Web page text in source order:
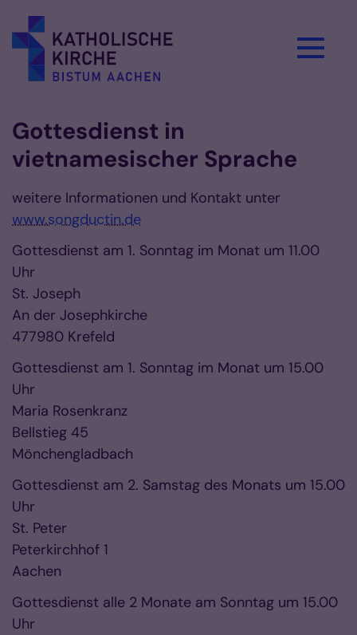
Gottesdienst in
vietnamesischer Sprache
weitere Informationen und Kontakt unter
www.songductin.de
Gottesdienst am 1. Sonntag im Monat um 11.00
Uhr
St. Joseph
An der Josephkirche
477980 Krefeld
Gottesdienst am 1. Sonntag im Monat um 15.00
Uhr
Maria Rosenkranz
Bellstieg 45
Mönchengladbach
Gottesdienst am 2. Samstag des Monats um 15.00
Uhr
St. Peter
Peterkirchhof 1
Aachen
Gottesdienst alle 2 Monate am Sonntag um 15.00
Uhr